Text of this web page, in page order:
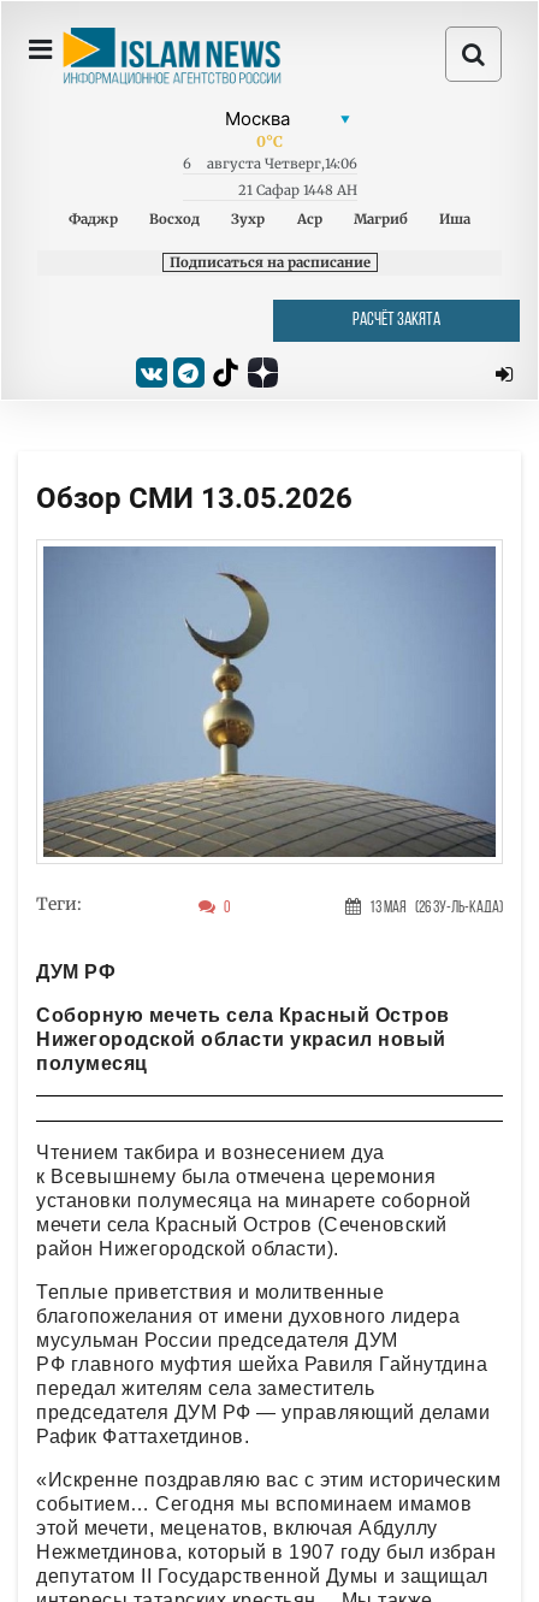
0°C
6 августа Четверг,14:06
21 Сафар 1448 AH
Фаджр
Восход Зухр Аср Магриб Иша
Подписаться на расписание
РАСЧЁТ ЗАКЯТА
Обзор СМИ 13.05.2026
Теги: 0 13 Мая (26 Зу-ль-када)
ДУМ РФ
Соборную мечеть села Красный Остров
Нижегородской области украсил новый
полумесяц
Чтением такбира и вознесением дуа
к Всевышнему была отмечена церемония
установки полумесяца на минарете соборной
мечети села Красный Остров (Сеченовский
район Нижегородской области).
Теплые приветствия и молитвенные
благопожелания от имени духовного лидера
мусульман России председателя ДУМ
РФ главного муфтия шейха Равиля Гайнутдина
передал жителям села заместитель
председателя ДУМ РФ — управляющий делами
Рафик Фаттахетдинов.
«Искренне поздравляю вас с этим историческим
событием… Сегодня мы вспоминаем имамов
этой мечети, меценатов, включая Абдуллу
Нежметдинова, который в 1907 году был избран
депутатом II Государственной Думы и защищал